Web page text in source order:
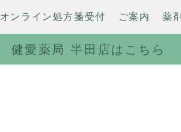
オンライン処方箋受付 ご案内 薬
健愛薬局 半田店はこちら